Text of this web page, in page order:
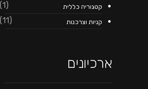
קטגוריה כללית (1)
קניות וצרכנות (11)
ארכיונים